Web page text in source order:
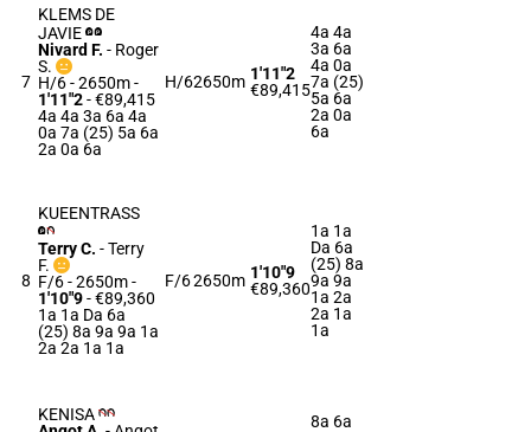
7
KLEMS DE
JAVIE
Nivard F. - Roger
S.
H/6 - 2650m-
1'11"2- €89,415
4a 4a 3a 6a 4a
0a 7a (25) 5a 6a
2a 0a 6a
H/62650m 1'11"2
€89,415
4a 4a
3a 6a
4a 0a
7a (25)
5a 6a
2a 0a
6a
8
KUEENTRASS
Terry C. -Terry
F.
F/6 - 2650m-
1'10"9- €89,360
1a 1a Da 6a
(25) 8a 9a 9a 1a
2a 2a 1a 1a
F/62650m 1'10"9
€89,360
1a 1a
Da 6a
(25) 8a
9a 9a
1a 2a
2a 1a
1a
KENISA
8a 6a